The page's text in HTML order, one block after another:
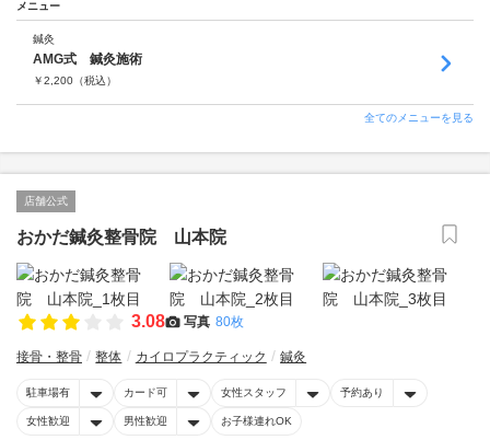
メニュー
鍼灸
AMG式 鍼灸施術
￥2,200 （税込）
全てのメニューを見る
店舗公式
おかだ鍼灸整骨院 山本院
3.08 写真 80枚
接骨・整骨 整体 カイロプラクティック 鍼灸
駐車場有 カード可 女性スタッフ 予約あり
女性歓迎 男性歓迎 お子様連れOK